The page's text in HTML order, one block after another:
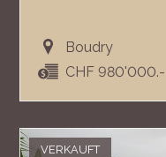
Boudry
CHF 980'000.-
VERKAUFT